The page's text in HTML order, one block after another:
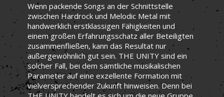
Wenn packende Songs an der Schnittstelle
zwischen Hardrock und Melodic Metal mit
handwerklich erstklassigen Fähigkeiten und
einem großen Erfahrungsschatz aller Beteiligten
zusammenfließen, kann das Resultat nur
außergewöhnlich gut sein. THE UNITY sind ein
solcher Fall, bei dem sämtliche musikalischen
Parameter auf eine exzellente Formation mit
vielversprechender Zukunft hinweisen. Denn bei